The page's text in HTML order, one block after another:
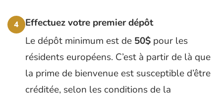
4
Effectuez votre premier dépôt
Le dépôt minimum est de 50$ pour les
résidents européens. C’est à partir de là que
la prime de bienvenue est susceptible d’être
créditée, selon les conditions de la